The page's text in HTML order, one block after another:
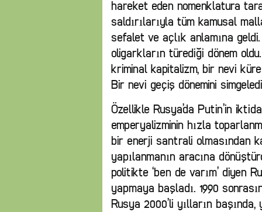
hareket eden nomenklatura
saldırılarıyla tüm kamusal
sefalet ve açlık anlamına
oligarkların türediği dönem
kriminal kapitalizm, bir nevi
Bir nevi geçiş dönemini
Özellikle Rusya’da Putin’in
emperyalizminin hızla
bir enerji santrali olmasından
yapılanmanın aracına
politikte ‘ben de varım’ diyen
yapmaya başladı. 1990
Rusya 2000’li yılların